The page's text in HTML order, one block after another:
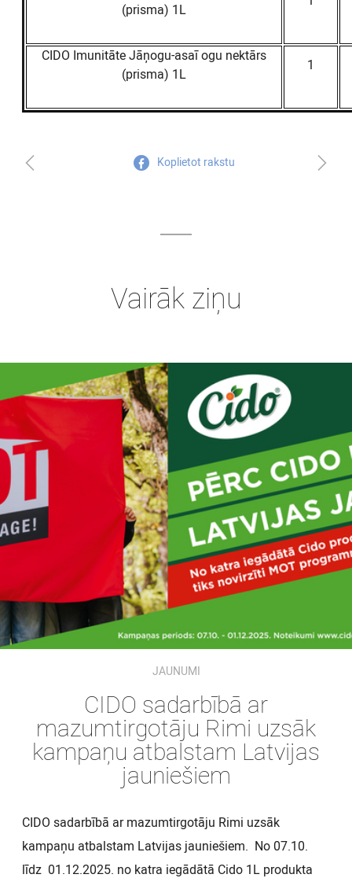
(prisma) 1L
CIDO Imunitāte Jāņogu-asaī ogu nektārs
(prisma) 1L
1
Koplietot rakstu
Vairāk ziņu
JAUNUMI
CIDO sadarbībā ar
mazumtirgotāju Rimi uzsāk
kampaņu atbalstam Latvijas
jauniešiem
CIDO sadarbībā ar mazumtirgotāju Rimi uzsāk
kampaņu atbalstam Latvijas jauniešiem. No 07.10.
līdz 01.12.2025. no katra iegādātā Cido 1L produkta